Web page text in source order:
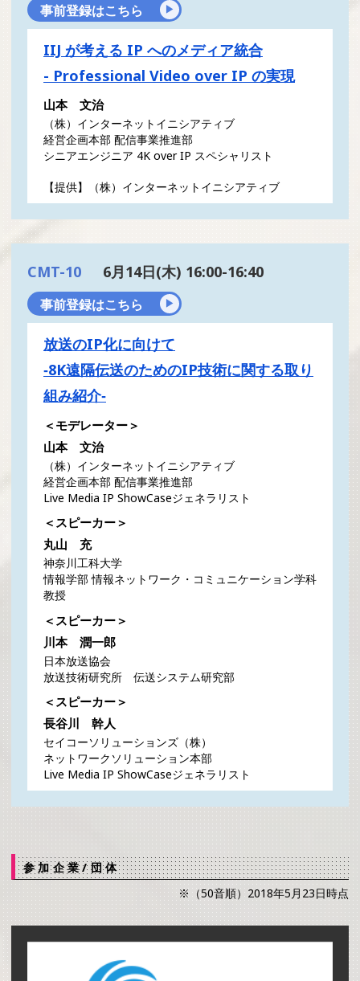
事前登録はこちら
IIJ が考える IP へのメディア統合
- Professional Video over IP の実現
山本 文治
（株）インターネットイニシアティブ
経営企画本部 配信事業推進部
シニアエンジニア 4K over IP スペシャリスト
【提供】（株）インターネットイニシアティブ
CMT-10 6月14日(木) 16:00-16:40
事前登録はこちら
放送のIP化に向けて
‐8K遠隔伝送のためのIP技術に関する取り
組み紹介‐
＜モデレーター＞
山本 文治
（株）インターネットイニシアティブ
経営企画本部 配信事業推進部
Live Media IP ShowCaseジェネラリスト
＜スピーカー＞
丸山 充
神奈川工科大学
情報学部 情報ネットワーク・コミュニケーション学科
教授
＜スピーカー＞
川本 潤一郎
日本放送協会
放送技術研究所 伝送システム研究部
＜スピーカー＞
長谷川 幹人
セイコーソリューションズ（株）
ネットワークソリューション本部
Live Media IP ShowCaseジェネラリスト
参加企業/団体
※（50音順）2018年5月23日時点